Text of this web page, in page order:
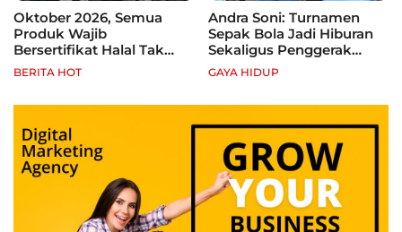
Oktober 2026, Semua
Produk Wajib
Bersertifikat Halal Tak
Kantongi Sertifikat Halal,
Pelaku Usaha Terancam
BERITA HOT
Andra Soni: Turnamen
Sepak Bola Jadi Hiburan
Sekaligus Penggerak
Ekonomi Rakyat
GAYA HIDUP